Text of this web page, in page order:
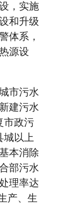
，实施
和升级
体系，
源设
市污水
建污水
市政污
城以上
本消除
部污水
理率达
产、生